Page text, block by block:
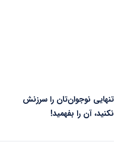
تنهایی نوجوان‌تان را سرزنش
نکنید، آن را بفهمید!